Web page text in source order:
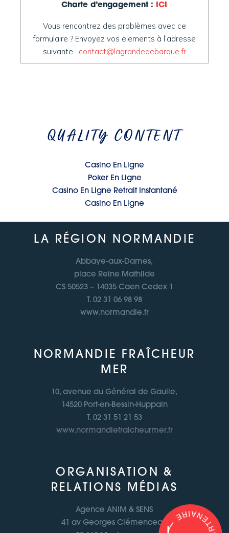
Charte d’engagement : ICI
Vous rencontrez des problèmes avec ce
formulaire ? Envoyez vos elements à l’adresse
suivante : contact@lagrandedebarque.fr
QUALITY CONTENT
Casino En Ligne
Poker En Ligne
Casino En Ligne Retrait Instantané
Casino En Ligne
LA RÉGION NORMANDIE
Abbaye-aux-Dames,
place Reine Mathilde
CS 50523 – 14035 Caen Cedex 1
T. 02 31 06 98 98
www.normandie.fr
NORMANDIE FRAÎCHEUR
MER
10, avenue du Général de Gaulle,
14520 Port-en-Bessin-Huppain
T. 02 31 51 21 53
www.normandiefraicheurmer.fr
ORGANISATION &
RELATIONS MÉDIAS
Agence ANIM & SENS
41 av Georges Clémenceau